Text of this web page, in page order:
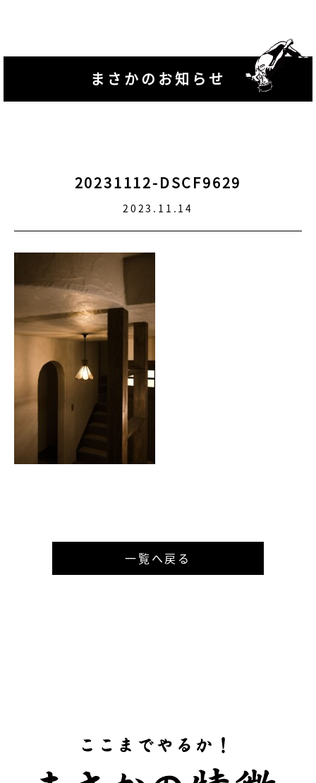
まさかのお知らせ
20231112-DSCF9629
2023.11.14
一覧へ戻る